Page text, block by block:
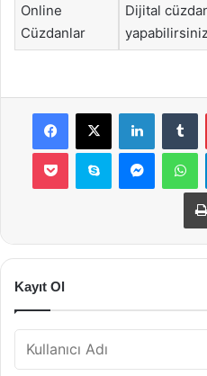
Online
Cüzdanlar
Dijital
Facebook
X LinkedIn
Pocket Skype
Kayıt Ol